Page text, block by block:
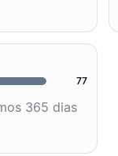
77
365 dias